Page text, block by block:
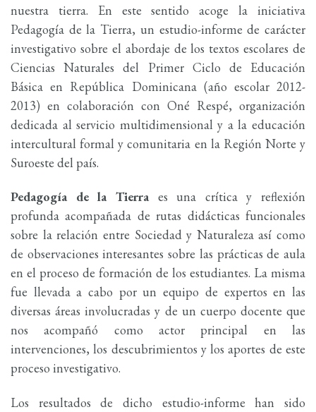
nuestra tierra. En este sentido acoge la iniciativa
Pedagogía de la Tierra, un estudio-informe de carácter
investigativo sobre el abordaje de los textos escolares de
Ciencias Naturales del Primer Ciclo de Educación
Básica en República Dominicana (año escolar 2012-
2013) en colaboración con Oné Respé, organización
dedicada al servicio multidimensional y a la educación
intercultural formal y comunitaria en la Región Norte y
Suroeste del país.
Pedagogía de la Tierraes una crítica y reflexión
profunda acompañada de rutas didácticas funcionales
sobre la relación entre Sociedad y Naturaleza así como
de observaciones interesantes sobre las prácticas de aula
en el proceso de formación de los estudiantes. La misma
fue llevada a cabo por un equipo de expertos en las
diversas áreas involucradas y de un cuerpo docente que
nos acompañó como actor principal en las
intervenciones, los descubrimientos y los aportes de este
proceso investigativo.
Los resultados de dicho estudio-informe han sido